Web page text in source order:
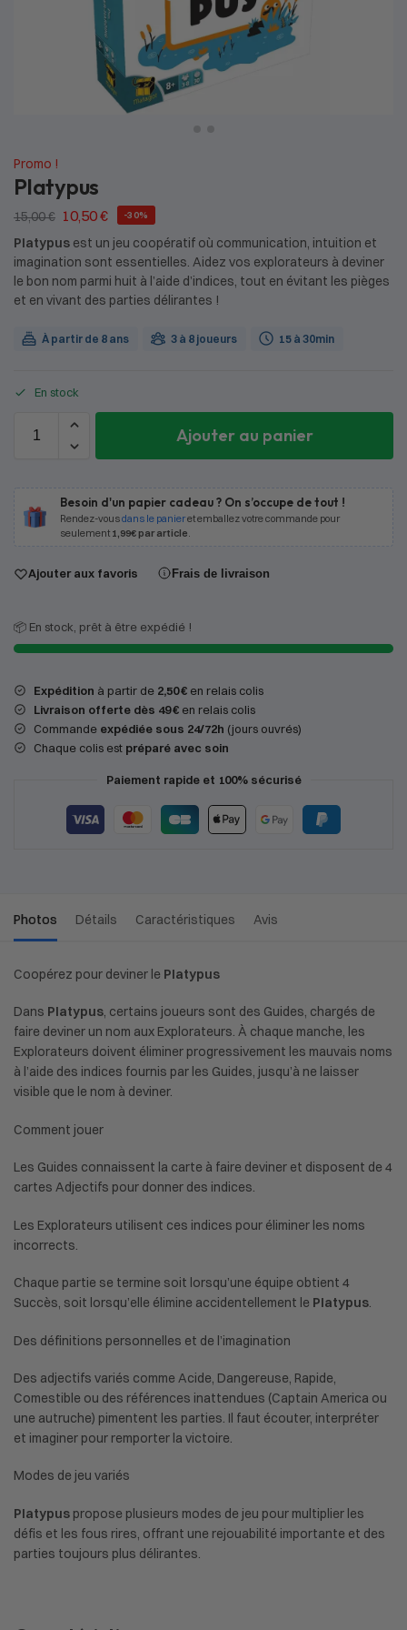
Promo !
Platypus
15,00€ 10,50€ -30%
Platypus est un jeu coopératif où communication, intuition et
imagination sont essentielles. Aidez vos explorateurs à deviner
le bon nom parmi huit à l’aide d’indices, tout en évitant les pièges
et en vivant des parties délirantes !
À partir de 8 ans 3 à 8 joueurs 15 à 30min
En stock
Ajouter au panier
Besoin d'un papier cadeau ? On s’occupe de tout !
Rendez-vousdans le panieret emballez votre commande pour
seulement 1,99€ par article.
Ajouter aux favoris Frais de livraison
📦 En stock, prêt à être expédié !
Expédition à partir de 2,50 € en relais colis
Livraison offerte dès 49 € en relais colis
Commande expédiée sous 24/72h (jours ouvrés)
Chaque colis est préparé avec soin
Paiement rapide et 100% sécurisé
Photos Détails Caractéristiques Avis
Coopérez pour deviner le Platypus
Dans Platypus, certains joueurs sont des Guides, chargés de
faire deviner un nom aux Explorateurs. À chaque manche, les
Explorateurs doivent éliminer progressivement les mauvais noms
à l’aide des indices fournis par les Guides, jusqu’à ne laisser
visible que le nom à deviner.
Comment jouer
Les Guides connaissent la carte à faire deviner et disposent de 4
cartes Adjectifs pour donner des indices.
Les Explorateurs utilisent ces indices pour éliminer les noms
incorrects.
Chaque partie se termine soit lorsqu’une équipe obtient 4
Succès, soit lorsqu’elle élimine accidentellement le Platypus.
Des définitions personnelles et de l’imagination
Des adjectifs variés comme Acide, Dangereuse, Rapide,
Comestible ou des références inattendues (Captain America ou
une autruche) pimentent les parties. Il faut écouter, interpréter
et imaginer pour remporter la victoire.
Modes de jeu variés
Platypus propose plusieurs modes de jeu pour multiplier les
défis et les fous rires, offrant une rejouabilité importante et des
parties toujours plus délirantes.